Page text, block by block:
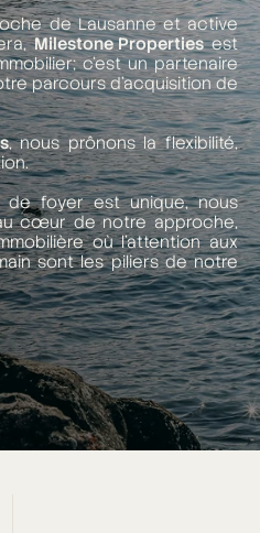
de Lausanne et active
Milestone Propertiesest
c’est un partenaire
parcours d’acquisition de
, nous prônons la flexibilité,
foyer est unique, nous
cœur de notre approche,
où l’attention aux
sont les piliers de notre